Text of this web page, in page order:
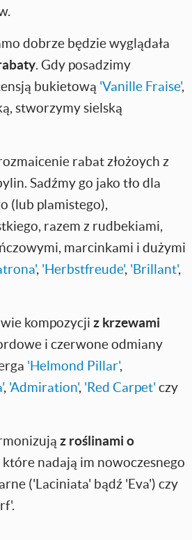
dobrze będzie wyglądała
. Gdy posadzimy
bukietową 'Vanille Fraise',
stworzymy sielską
rabat złożoych z
Sadźmy go jako tło dla
(lub plamistego),
razem z rudbekiami,
marcinkami i dużymi
, 'Herbstfreude', 'Brillant',
kompozycji z krzewami
i czerwone odmiany
'Helmond Pillar',
, 'Admiration', 'Red Carpet' czy
z roślinami o
które nadają im nowoczesnego
('Laciniata' bądź 'Eva') czy